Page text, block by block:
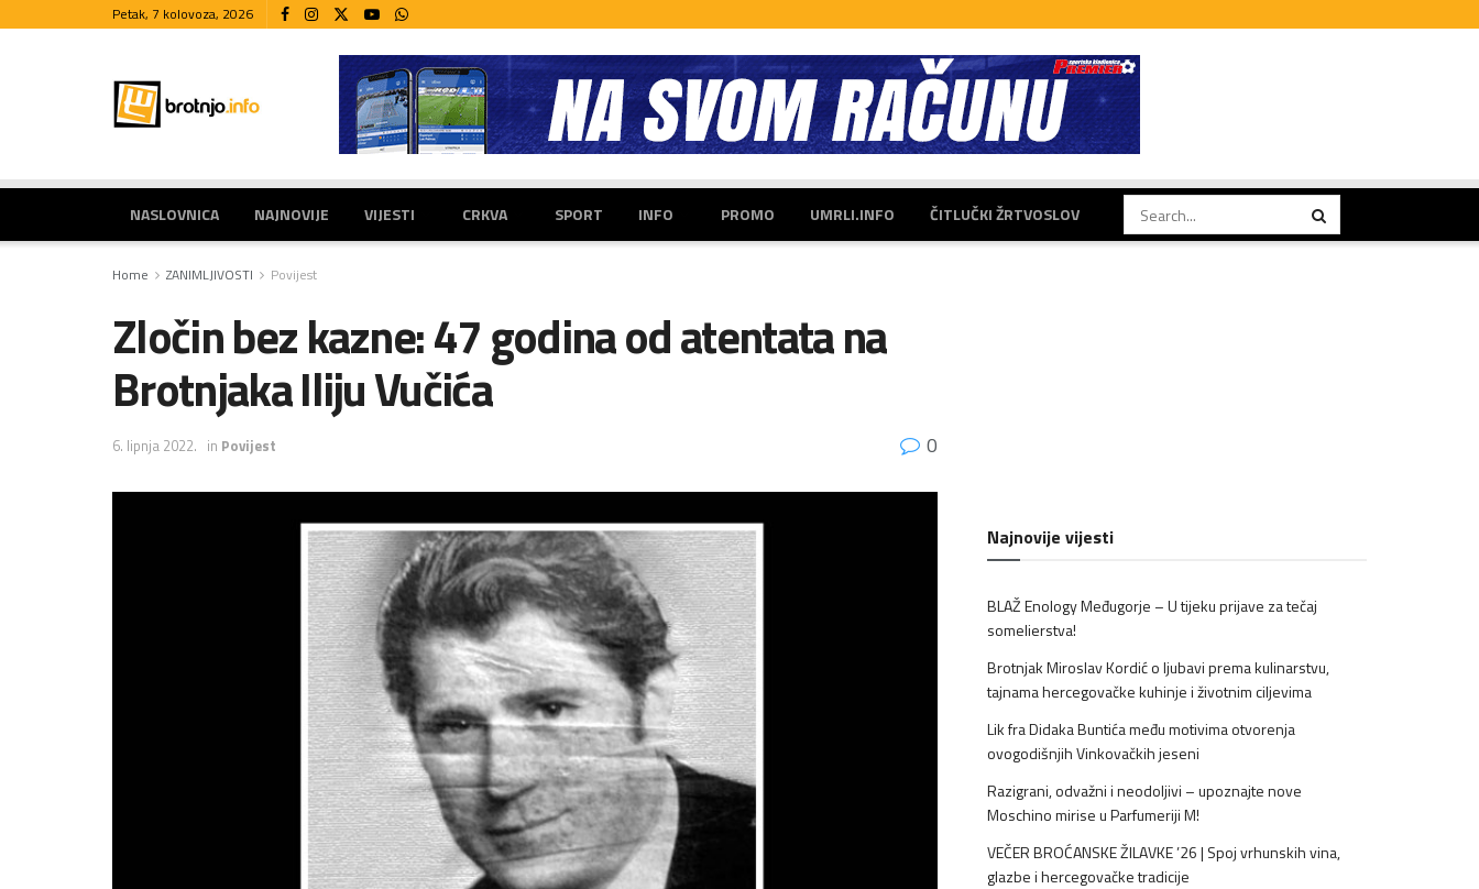
Petak, 7 kolovoza, 2026
NASLOVNICA NAJNOVIJE VIJESTI CRKVA SPORT INFO PROMO UMRLI.INFO ČITLUČKI ŽRTVOSLOV
Home ZANIMLJIVOSTI Povijest
Zločin bez kazne: 47 godina od atentata na
Brotnjaka Iliju Vučića
6. lipnja 2022. in Povijest 0
Najnovije vijesti
BLAŽ Enology Međugorje – U tijeku prijave za tečaj
somelierstva!
Brotnjak Miroslav Kordić o ljubavi prema kulinarstvu,
tajnama hercegovačke kuhinje i životnim ciljevima
Lik fra Didaka Buntića među motivima otvorenja
ovogodišnjih Vinkovačkih jeseni
Razigrani, odvažni i neodoljivi – upoznajte nove
Moschino mirise u Parfumeriji M!
VEČER BROĆANSKE ŽILAVKE ’26 | Spoj vrhunskih vina,
glazbe i hercegovačke tradicije